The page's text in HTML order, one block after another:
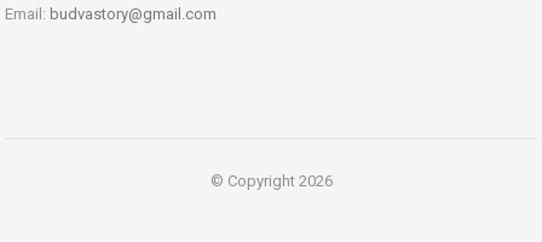
Email: budvastory@gmail.com
© Copyright 2026